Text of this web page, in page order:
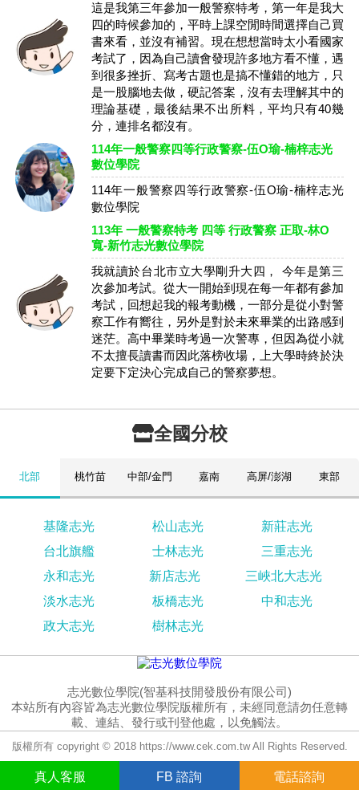
真人 客服 FB 諮詢 電話諮詢
這是我第三年參加一般警察特考，第一年是我大
四的時候參加的，平時上課空閒時間選擇自己買
書來看，並沒有補習。現在想想當時太小看國家
考試了，因為自己讀會發現許多地方看不懂，遇
到很多挫折、寫考古題也是搞不懂錯的地方，只
是一股腦地去做，硬記答案，沒有去理解其中的
理論基礎，最後結果不出所料，平均只有40幾
分，連排名都沒有。
114年一般警察四等行政警察-伍O瑜-楠梓志光
數位學院
114年一般警察四等行政警察-伍O瑜-楠梓志光
數位學院
113年 一般警察特考 四等 行政警察 正取-林O
寬-新竹志光數位學院
我就讀於台北市立大學剛升大四， 今年是第三
次參加考試。從大一開始到現在每一年都有參加
考試，回想起我的報考動機，一部分是從小對警
察工作有嚮往，另外是對於未來畢業的出路感到
迷茫。高中畢業時考過一次警專，但因為從小就
不太擅長讀書而因此落榜收場，上大學時終於決
定要下定決心完成自己的警察夢想。
全國分校
北部 桃竹苗 中部/金門 嘉南 高屏/澎湖 東部
基隆志光 松山志光
新莊志光
台北旗艦
士林志光
三重志光
永和志光
新店志光
三峽北大志光
淡水志光
板橋志光
中和志光
政大志光
樹林志光
志光數位學院(智基科技開發股份有限公司)
本站所有內容皆為志光數位學院版權所有，未經同意請勿任意轉
載、連結、發行或刊登他處，以免觸法。
版權所有 copyright © 2018 https://www.cek.com.tw All Rights Reserved.